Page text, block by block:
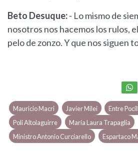
Beto Desuque:- Lo mismo de
nosotros nos hacemos los rulos,
pelo de zonzo. Y que nos siguen
Mauricio Macri Javier Milei Entre
Poli Altolaguirre
María Laura Trapaglia
Ministro Antonio Curciarello
Espartaco